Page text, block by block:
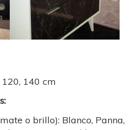
120, 140 cm
o brillo): Blanco, Panna,